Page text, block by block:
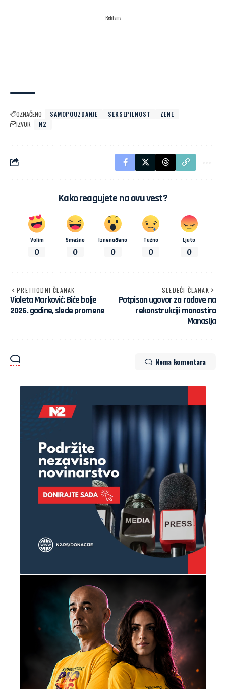
Reklama
OZNAČENO: SAMOPOUZDANJE SEKSEPILNOST
ZENE
IZVOR:
N2
Kako reagujete na ovu vest?
Volim
0
Smešno
0
Iznenađeno
0
Tužno
0
Ljuto
0
PRETHODNI ČLANAK
Violeta Marković: Biće bolje
2026. godine, slede promene
SLEDEĆI ČLANAK
Potpisan ugovor za radove na
rekonstrukciji manastira
Manasija
Nema komentara